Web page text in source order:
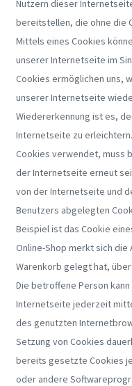
Nutzern dieser
bereitstellen, die ohne die
Mittels eines Cookies
unserer Internetseite im
Cookies ermöglichen uns,
unserer Internetseite
Wiedererkennung ist es,
Internetseite zu
Cookies verwendet, muss
der Internetseite erneut
von der Internetseite und
Benutzers abgelegten
Beispiel ist das Cookie
Online-Shop merkt sich
Warenkorb gelegt hat,
Die betroffene Person
Internetseite jederzeit
des genutzten
Setzung von Cookies
bereits gesetzte Cookies
oder andere